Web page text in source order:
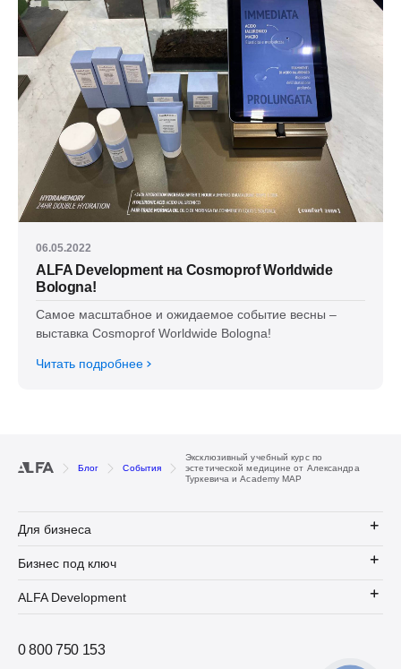
06.05.2022
ALFA Development на Cosmoprof Worldwide
Bologna!
Самое масштабное и ожидаемое событие весны –
выставка Cosmoprof Worldwide Bologna!
Читать подробнее
Блог События
Эксклюзивный учебный курс по
эстетической медицине от Александра
Туркевича и Academy MAP
Для бизнеса
Бизнес под ключ
ALFA Development
0 800 750 153